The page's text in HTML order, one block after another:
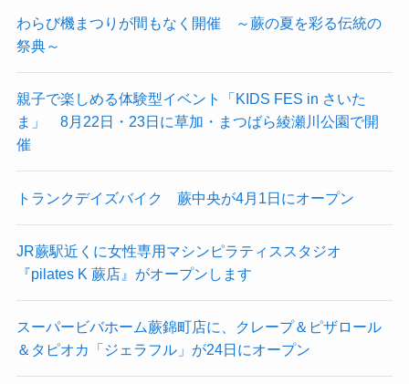
わらび機まつりが間もなく開催 ～蕨の夏を彩る伝統の
祭典～
親子で楽しめる体験型イベント「KIDS FES in さいた
ま」 8月22日・23日に草加・まつばら綾瀬川公園で開
催
トランクデイズバイク 蕨中央が4月1日にオープン
JR蕨駅近くに女性専用マシンピラティススタジオ
『pilates K 蕨店』がオープンします
スーパービバホーム蕨錦町店に、クレープ＆ピザロール
＆タピオカ「ジェラフル」が24日にオープン